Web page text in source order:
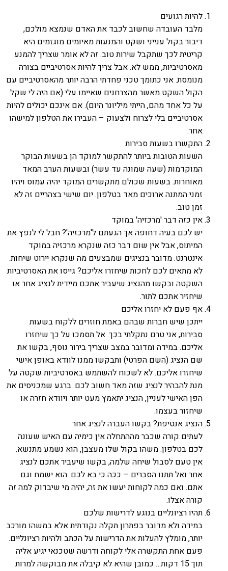
להיות רגועים
מלבד העובדה שחשוב לכבד את האדם שנמצא מולכם,
דיבור בקול ענייני ושקט והמנעות מאיומים מוגזמים היא
קריטית לכך שתקבל שירות טוב. זה לא אומר שצריך להמנע
מאסרטיביות, ממש לא. אבל צריך להיות אסרטיביים בצורה
מנומסת. אני כתומך טכני פחדתי הרבה יותר מהאסרטיביים עם
הקול השקט מאשר מהצרחנים שאיימו עלי (אם היה לי שקל
על כל אחד מהם, הייתי מיליונר היום). אם אינכם יכולים להיות
אסרטיביים בלי לצרוח ולצעוק – העבירו את הטלפון למישהו
אחר.
התקשרו בשעות סבירות
השעות הטובות ביותר להתקשר למוקד הן בשעות הבוקר
המוקדמות (שעה שמונה עד עשר) ובשעות הערב המאד
מאוחרות. בשעות שכולם מתקשרים המוקד יהיה עמוס ויהיו
זמני המתנה ארוכים מאד בטלפון. יום שישי בצהריים זה לא
זמן טוב.
אין כזה דבר 'מרכזיה' במוקד
יש לכם בעיה דחופה אך הגעתם ל'מרכזיה'? חבל לי לנפץ את
המיתוס, אבל אין שום דבר כזה שנקרא מרכזיה במוקד
אינטרנט. מדובר בנציגים שמבצעים מה שנקרא יירוט שיחות.
לא מתאים לכם לחכות שיחזרו אליכם? גייסו את האסרטיביות
השקטה ובקשו מהנציג שיעביר אתכם מיידית לנציג אחר או
שיחזיר אתכם לתור.
אף פעם לא יחזרו אליכם
ייתכן שיש חברות שבהם באמת חוזרים ללקוח בשעות
סבירות, אני טרם נתקלתי בכך. אל תסמכו על כך שיחזרו
אליכם. במידה ומדובר במצב שצריך בירור נוסף, בקשו את
שם הנציג (השם הפרטי) ותבקשו ממנו לוודא באופן אישי
שיחזרו אליכם. לא לשכוח להשתמש באסרטיביות שקטה על
מנת להבהיר לנציג שזה מאד חשוב לכם. ברגע שמכניסים את
הפן האישי לעניין, הנציג יתאמץ מעט יותר ויוודא חזרה או
שיחזור בעצמו.
הנציג אנטיפת? בקשו העברה לנציג אחר
לעתים קורה שכבר מההתחלה אין כימיה עם האיש שעונה
לכם בטלפון. משהו בקול שלו מעצבן, הוא נשמע מתנשא.
אין טעם לסבול שיחה שלמה, בקשו שיעביר אתכם לנציג
אחר ואל תתנו הסברים – ככה כי בא לכם. הוא ישמח וגם
אתם. ואם כמה לקוחות יעשו את זה, יהיה מי שיבדוק למה זה
קורה אצלו.
תהיו רציונליים בנוגע לדרישות שלכם
במידה ולא מדובר בפתרון תקלה נקודתית אלא במשהו מורכב
יותר, מומלץ להעלות את הדרישות על הכתב ולהיות רציונליים.
פעם אחת התקשרה אלי לקוחה ודרשה שטכנאי יגיע אליה
תוך 15 דקות… כמובן שהיא לא קיבלה את מבוקשה למרות